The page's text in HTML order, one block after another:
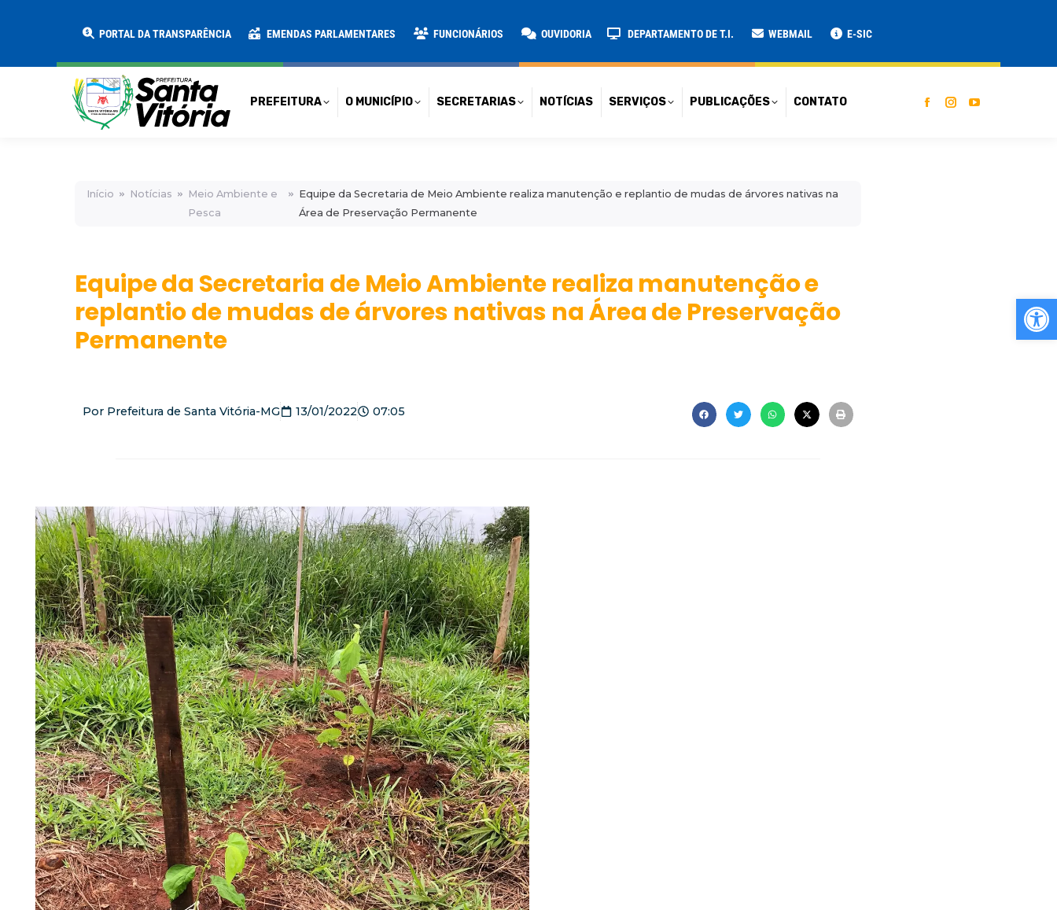
PORTAL DA TRANSPARÊNCIA EMENDAS PARLAMENTARES FUNCIONÁRIOS OUVIDORIA DEPARTAMENTO DE T.I. WEBMAIL E-SIC
PREFEITURA O MUNICÍPIO SECRETARIAS NOTÍCIAS SERVIÇOS PUBLICAÇÕES CONTATO
Início Notícias
Meio Ambiente e
Pesca
Equipe da Secretaria de Meio Ambiente realiza manutenção e replantio de mudas de árvores nativas na
Área de Preservação Permanente
Equipe da Secretaria de Meio Ambiente realiza manutenção e
replantio de mudas de árvores nativas na Área de Preservação
Permanente
Por Prefeitura de Santa Vitória-MG 13/01/2022 07:05